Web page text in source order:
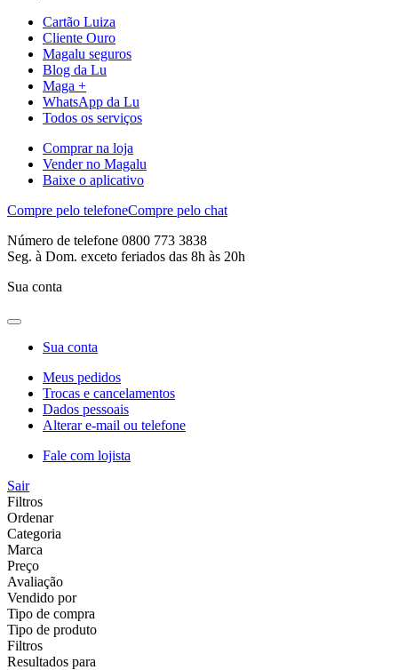
Cartão Luiza
Cliente Ouro
Magalu seguros
Blog da Lu
Maga +
WhatsApp da Lu
Todos os serviços
Comprar na loja
Vender no Magalu
Baixe o aplicativo
Compre pelo telefoneCompre pelo chat
Número de telefone 0800 773 3838
Seg. à Dom. exceto feriados das 8h às 20h
Sua conta
Sua conta
Meus pedidos
Trocas e cancelamentos
Dados pessoais
Alterar e-mail ou telefone
Fale com lojista
Sair
Filtros
Ordenar
Categoria
Marca
Preço
Avaliação
Vendido por
Tipo de compra
Tipo de produto
Filtros
Resultados para